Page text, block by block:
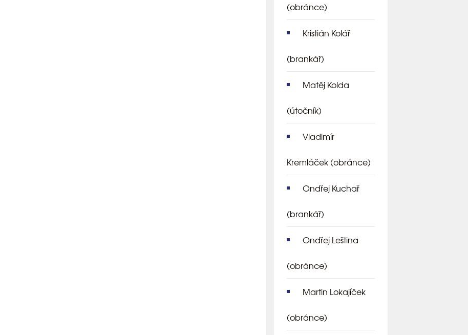
(obránce)
Kristián Kolář
(brankář)
Matěj Kolda
(útočník)
Vladimír
Kremláček (obránce)
Ondřej Kuchař
(brankář)
Ondřej Leština
(obránce)
Martin Lokajíček
(obránce)